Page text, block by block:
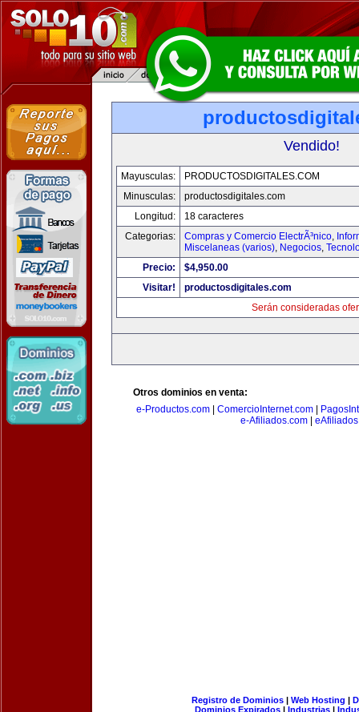
Vendido!
Mayusculas:
PRODUCTOSDIGITALES.COM
Minusculas:
productosdigitales.com
Longitud:
18 caracteres
Categorias:
Compras y Comercio ElectrÃ³nico,
Miscelaneas (varios), Negocios,
Precio:
$4,950.00
Visitar!
productosdigitales.com
Serán consideradas
Otros dominios en venta:
e-Productos.com
ComercioInternet.com
e-Afiliados.com|
Registro de Dominios| Web Hosting |
Dominios Expirados | Industrias |